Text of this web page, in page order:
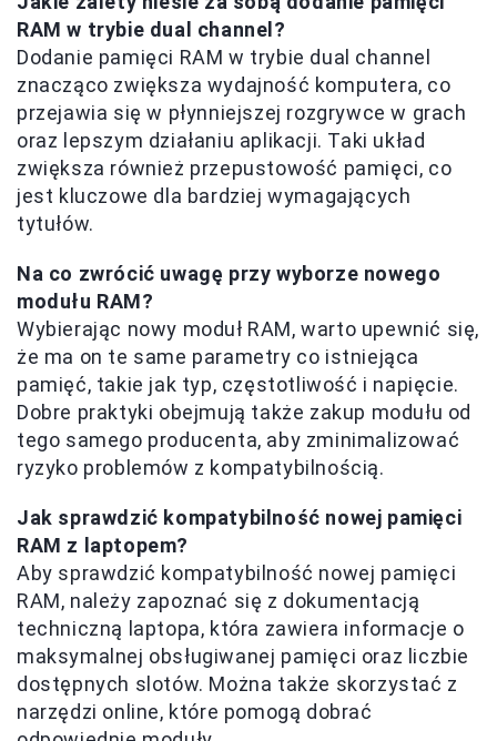
RAM w trybie dual channel?
Dodanie pamięci RAM w trybie dual channel
znacząco zwiększa wydajność komputera, co
przejawia się w płynniejszej rozgrywce w grach
oraz lepszym działaniu aplikacji. Taki układ
zwiększa również przepustowość pamięci, co
jest kluczowe dla bardziej wymagających
tytułów.
Na co zwrócić uwagę przy wyborze nowego
modułu RAM?
Wybierając nowy moduł RAM, warto upewnić się,
że ma on te same parametry co istniejąca
pamięć, takie jak typ, częstotliwość i napięcie.
Dobre praktyki obejmują także zakup modułu od
tego samego producenta, aby zminimalizować
ryzyko problemów z kompatybilnością.
Jak sprawdzić kompatybilność nowej pamięci
RAM z laptopem?
Aby sprawdzić kompatybilność nowej pamięci
RAM, należy zapoznać się z dokumentacją
techniczną laptopa, która zawiera informacje o
maksymalnej obsługiwanej pamięci oraz liczbie
dostępnych slotów. Można także skorzystać z
narzędzi online, które pomogą dobrać